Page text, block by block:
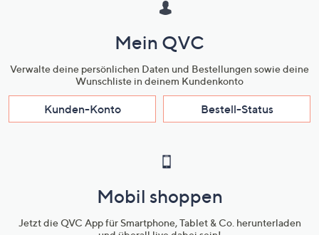
Mein QVC
Verwalte deine persönlichen Daten und Bestellungen sowie deine
Wunschliste in deinem Kundenkonto
Kunden-Konto Bestell-Status
Mobil shoppen
Jetzt die QVC App für Smartphone, Tablet & Co. herunterladen